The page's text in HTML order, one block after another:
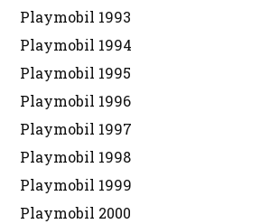
Playmobil 1993
Playmobil 1994
Playmobil 1995
Playmobil 1996
Playmobil 1997
Playmobil 1998
Playmobil 1999
Playmobil 2000